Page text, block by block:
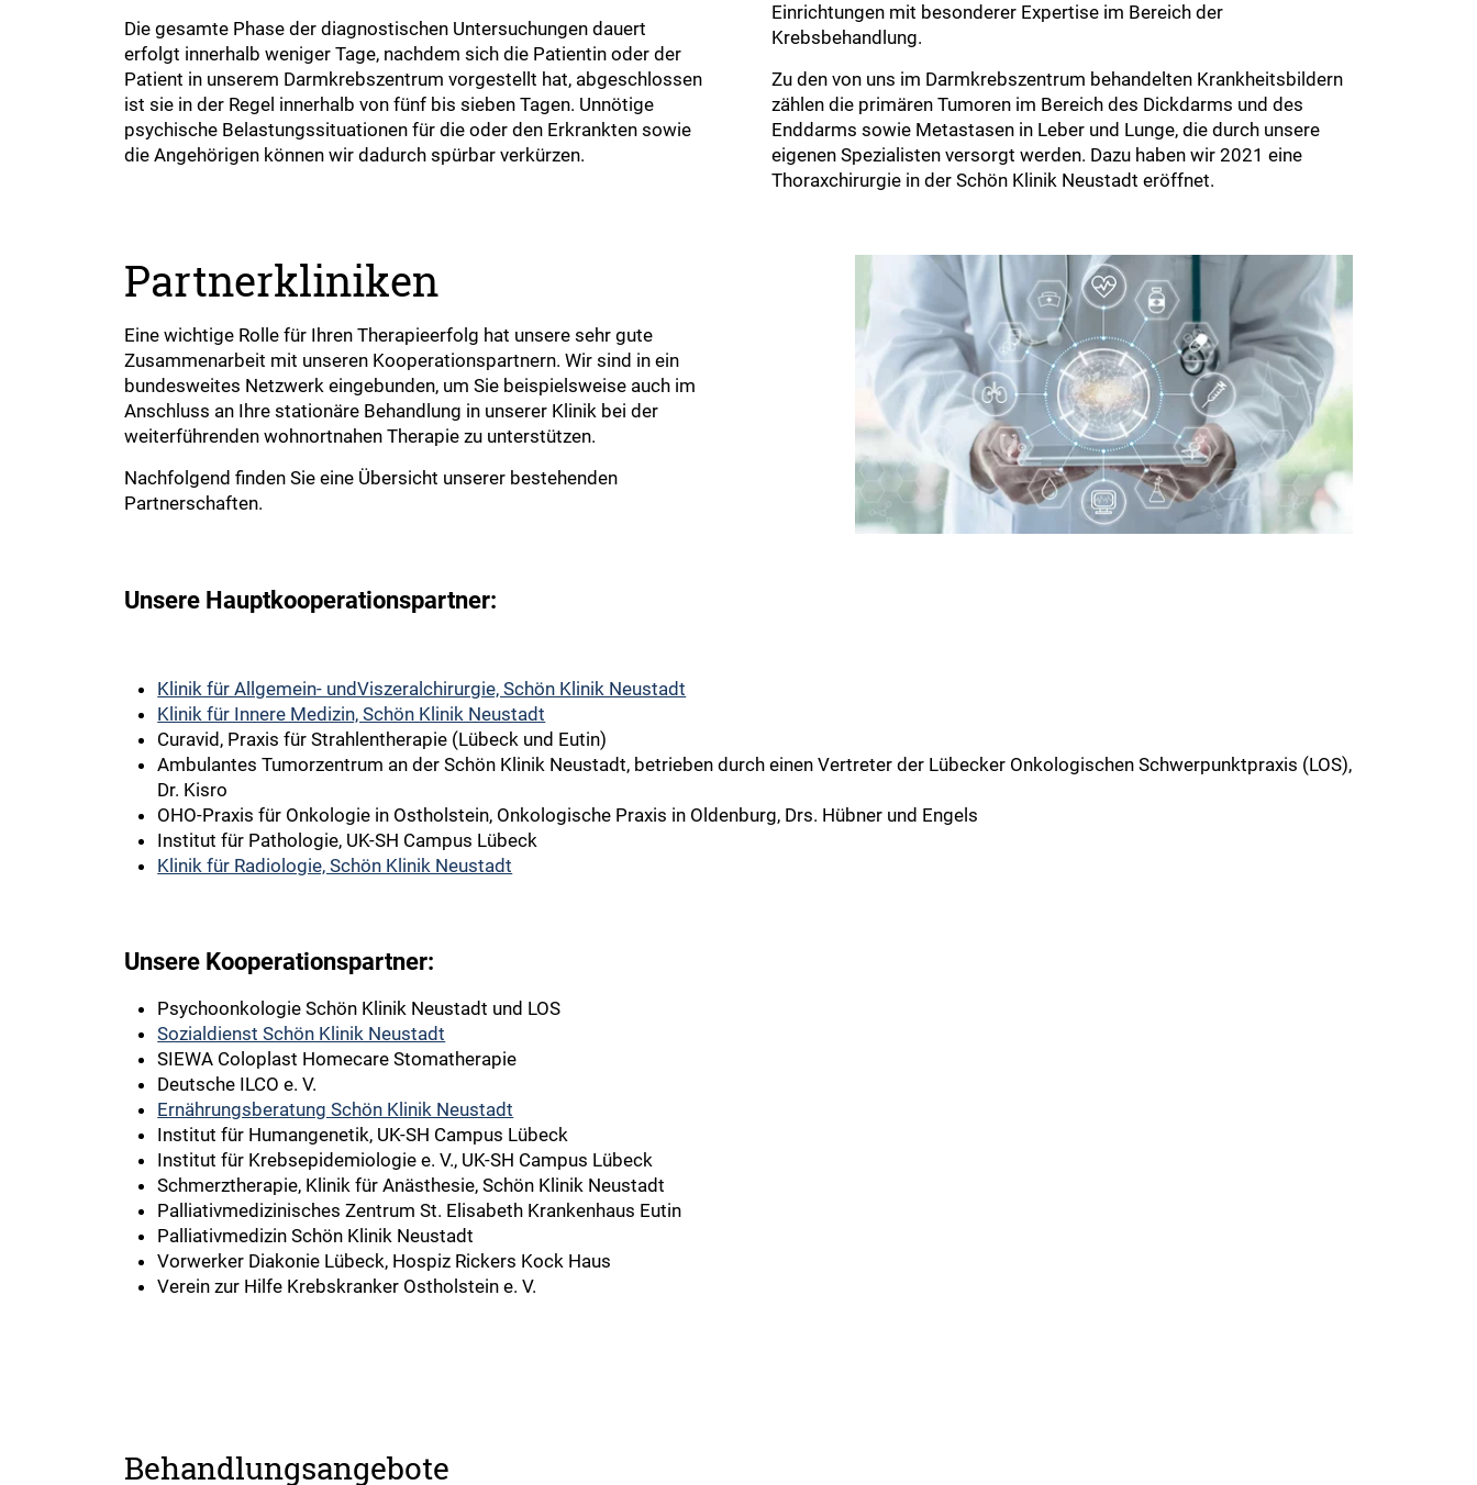
Die gesamte Phase der diagnostischen Untersuchungen dauert
erfolgt innerhalb weniger Tage, nachdem sich die Patientin oder der
Patient in unserem Darmkrebszentrum vorgestellt hat, abgeschlossen
ist sie in der Regel innerhalb von fünf bis sieben Tagen. Unnötige
psychische Belastungssituationen für die oder den Erkrankten sowie
die Angehörigen können wir dadurch spürbar verkürzen.
Einrichtungen mit besonderer Expertise im Bereich der
Krebsbehandlung.
Zu den von uns im Darmkrebszentrum behandelten Krankheitsbildern
zählen die primären Tumoren im Bereich des Dickdarms und des
Enddarms sowie Metastasen in Leber und Lunge, die durch unsere
eigenen Spezialisten versorgt werden. Dazu haben wir 2021 eine
Thoraxchirurgie in der Schön Klinik Neustadt eröffnet.
Partnerkliniken
Eine wichtige Rolle für Ihren Therapieerfolg hat unsere sehr gute
Zusammenarbeit mit unseren Kooperationspartnern. Wir sind in ein
bundesweites Netzwerk eingebunden, um Sie beispielsweise auch im
Anschluss an Ihre stationäre Behandlung in unserer Klinik bei der
weiterführenden wohnortnahen Therapie zu unterstützen.
Nachfolgend finden Sie eine Übersicht unserer bestehenden
Partnerschaften.
Unsere Hauptkooperationspartner:
Klinik für Allgemein- undViszeralchirurgie, Schön Klinik Neustadt
Klinik für Innere Medizin, Schön Klinik Neustadt
Curavid, Praxis für Strahlentherapie (Lübeck und Eutin)
Ambulantes Tumorzentrum an der Schön Klinik Neustadt, betrieben durch einen Vertreter der Lübecker Onkologischen Schwerpunktpraxis (LOS),
Dr. Kisro
OHO-Praxis für Onkologie in Ostholstein, Onkologische Praxis in Oldenburg, Drs. Hübner und Engels
Institut für Pathologie, UK-SH Campus Lübeck
Klinik für Radiologie, Schön Klinik Neustadt
Unsere Kooperationspartner:
Psychoonkologie Schön Klinik Neustadt und LOS
Sozialdienst Schön Klinik Neustadt
SIEWA Coloplast Homecare Stomatherapie
Deutsche ILCO e. V.
Ernährungsberatung Schön Klinik Neustadt
Institut für Humangenetik, UK-SH Campus Lübeck
Institut für Krebsepidemiologie e. V., UK-SH Campus Lübeck
Schmerztherapie, Klinik für Anästhesie, Schön Klinik Neustadt
Palliativmedizinisches Zentrum St. Elisabeth Krankenhaus Eutin
Palliativmedizin Schön Klinik Neustadt
Vorwerker Diakonie Lübeck, Hospiz Rickers Kock Haus
Verein zur Hilfe Krebskranker Ostholstein e. V.
Behandlungsangebote